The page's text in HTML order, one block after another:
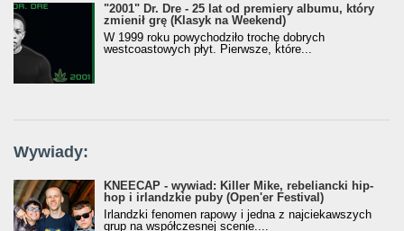
"2001" Dr. Dre - 25 lat od premiery albumu, który
zmienił grę (Klasyk na Weekend)
W 1999 roku powychodziło trochę dobrych
westcoastowych płyt. Pierwsze, które...
Wywiady:
KNEECAP - wywiad: Killer Mike, rebeliancki hip-
hop i irlandzkie puby (Open'er Festival)
Irlandzki fenomen rapowy i jedna z najciekawszych
grup na współczesnej scenie....